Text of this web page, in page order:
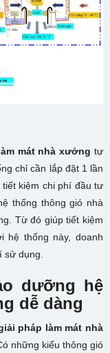
mát nhà xưởng tự
chỉ cần lắp đặt 1 lần
kiệm chi phí đầu tư
thống thông gió nhà
Từ đó giúp tiết kiệm
hệ thống này, doanh
sử dụng.
dưỡng hệ
dễ dàng
pháp làm mát nhà
những kiểu thông gió